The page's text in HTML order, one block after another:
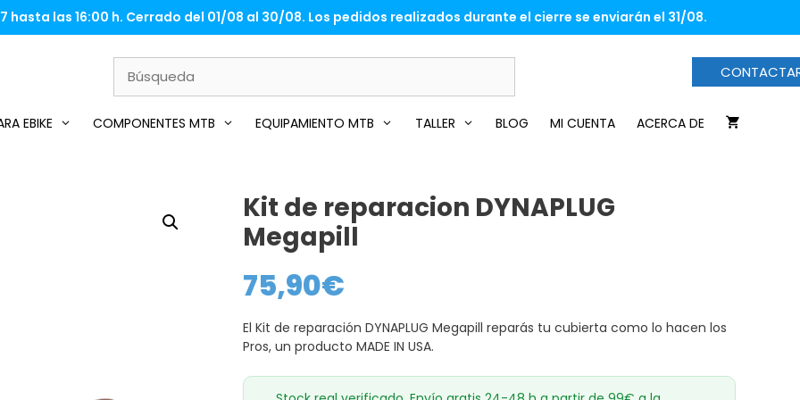
las 16:00 h. Cerrado del 01/08 al 30/08. Los pedidos realizados durante el cierre se enviarán el 31/08.
EBIKE COMPONENTES MTB EQUIPAMIENTO MTB TALLER BLOG MI CUENTA ACERCA DE
Kit de reparacion DYNAPLUG
Megapill
75,90€
El Kit de reparación DYNAPLUG Megapill reparás tu cubierta como lo hacen los
Pros, un producto MADE IN USA.